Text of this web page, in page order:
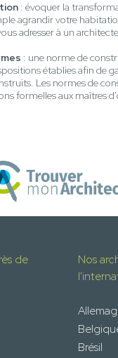
: évoquer la
agrandir votre
adresser à un
: une norme de
établies afin de
Les normes de
formelles aux maîtres
de
Nos
Brésil